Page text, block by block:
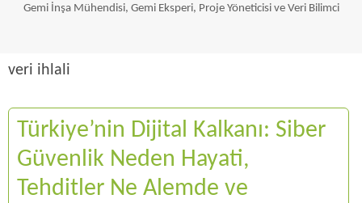
Gemi İnşa Mühendisi, Gemi Eksperi, Proje Yöneticisi ve Veri Bilimci
veri ihlali
Türkiye’nin Dijital Kalkanı: Siber
Güvenlik Neden Hayati,
Tehditler Ne Alemde ve